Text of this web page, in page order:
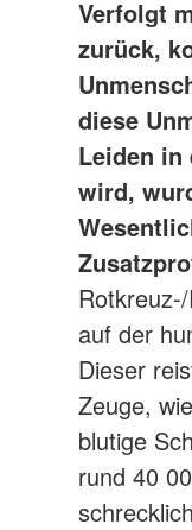
Verfolgt
zurück,
diese
Leiden in
wird,
auf der
Dieser
Zeuge,
blutige
rund 40